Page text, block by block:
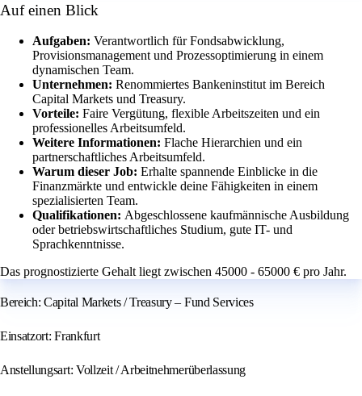
Auf einen Blick
Aufgaben: Verantwortlich für Fondsabwicklung,
Provisionsmanagement und Prozessoptimierung in einem
dynamischen Team.
Unternehmen: Renommiertes Bankeninstitut im Bereich
Capital Markets und Treasury.
Vorteile: Faire Vergütung, flexible Arbeitszeiten und ein
professionelles Arbeitsumfeld.
Weitere Informationen: Flache Hierarchien und ein
partnerschaftliches Arbeitsumfeld.
Warum dieser Job: Erhalte spannende Einblicke in die
Finanzmärkte und entwickle deine Fähigkeiten in einem
spezialisierten Team.
Qualifikationen: Abgeschlossene kaufmännische Ausbildung
oder betriebswirtschaftliches Studium, gute IT- und
Sprachkenntnisse.
Das prognostizierte Gehalt liegt zwischen 45000 - 65000 € pro Jahr.
Bereich: Capital Markets / Treasury – Fund Services
Einsatzort: Frankfurt
Anstellungsart: Vollzeit / Arbeitnehmerüberlassung